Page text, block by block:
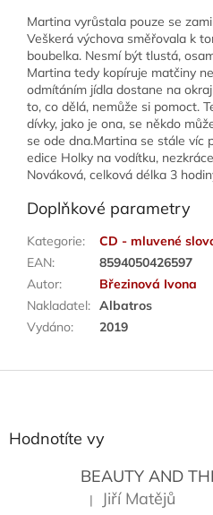
Martina vyrůstala pouze se
Veškerá výchova směřovala k
boubelka. Nesmí být tlustá,
Martina tedy kopíruje matčiny
odmítáním jídla dostane na
to, co dělá, nemůže si pomoct.
dívky, jako je ona, se někdo
se ode dna.Martina se stále víc
edice Holky na vodítku,
Nováková, celková délka 3
Doplňkové parametry
Kategorie:
CD - mluvené
EAN:
8594050426597
Autor:
Březinová Ivona
Nakladatel: Albatros
Vydáno: 2019
Z
Hodnotíte vy
BEAUTY AND
Hodnocení produktu je
| Jiří Matějů